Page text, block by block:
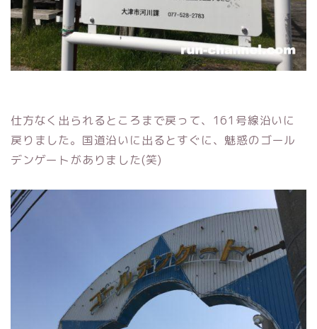
仕方なく出られるところまで戻って、161号線沿いに
戻りました。国道沿いに出るとすぐに、魅惑のゴール
デンゲートがありました(笑)